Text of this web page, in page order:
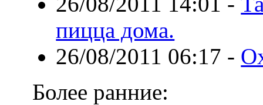
пицца дома.
26/08/2011 06:17 -
Более ранние: